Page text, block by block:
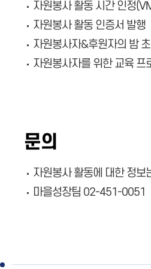
자원봉사 활동 시간 인정
자원봉사 활동 인증서 발행
자원봉사자&후원자의 밤
자원봉사자를 위한 교육 프
문의
자원봉사 활동에 대한 정보
마을성장팀 02-451-0051